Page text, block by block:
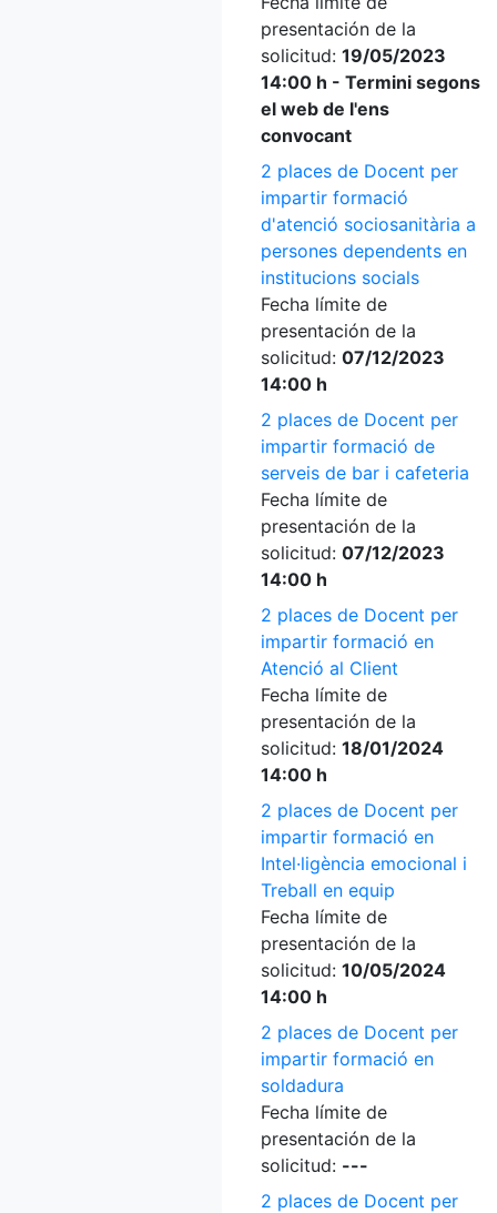
presentación de la
solicitud: 19/05/2023
14:00 h - Termini segons
el web de l'ens
convocant
2 places de Docent per
impartir formació
d'atenció sociosanitària a
persones dependents en
institucions socials
Fecha límite de
presentación de la
solicitud: 07/12/2023
14:00 h
2 places de Docent per
impartir formació de
serveis de bar i cafeteria
Fecha límite de
presentación de la
solicitud: 07/12/2023
14:00 h
2 places de Docent per
impartir formació en
Atenció al Client
Fecha límite de
presentación de la
solicitud: 18/01/2024
14:00 h
2 places de Docent per
impartir formació en
Intel·ligència emocional i
Treball en equip
Fecha límite de
presentación de la
solicitud: 10/05/2024
14:00 h
2 places de Docent per
impartir formació en
soldadura
Fecha límite de
presentación de la
solicitud: ---
2 places de Docent per